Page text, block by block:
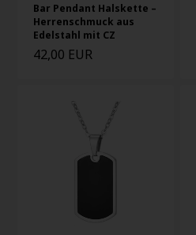
Bar Pendant Halskette –
Herrenschmuck aus
Edelstahl mit CZ
42,00 EUR